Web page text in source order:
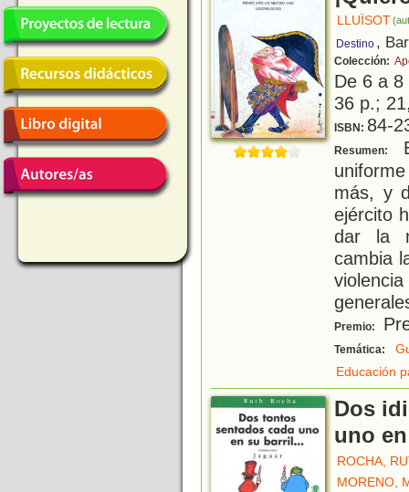
LLUÏSOT
Destino ,
Colección:
De 6 a
36 p.;
ISBN: 84-
Resumen:
más, y
ejército
dar la
cambia
Premio:
Temática:
Educación
Dos
uno
ROCHA,
MORENO,